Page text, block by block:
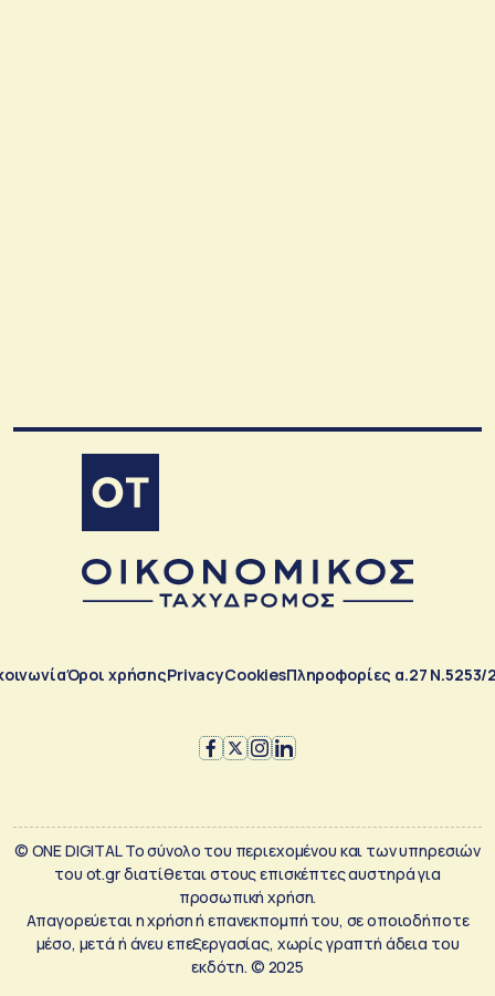
Όροι χρήσηςPrivacyCookiesΠληροφορίες α.27 Ν.5253/
© ONE DIGITAL Το σύνολο του περιεχομένου και των υπηρεσιών
του ot.gr διατίθεται στους επισκέπτες αυστηρά για
προσωπική χρήση.
Απαγορεύεται η χρήση ή επανεκπομπή του, σε οποιοδήποτε
μέσο, μετά ή άνευ επεξεργασίας, χωρίς γραπτή άδεια του
εκδότη. © 2025